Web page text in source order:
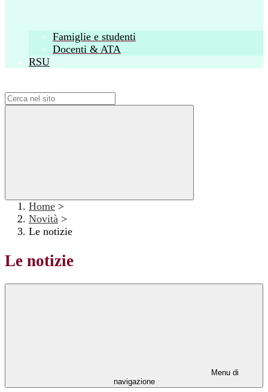
Famiglie e studenti
Docenti & ATA
RSU
Home >
Novità >
Le notizie
Le notizie
Menu di
navigazione